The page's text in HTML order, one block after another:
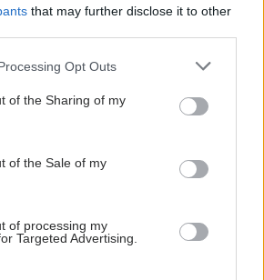
that may further disclose it to other
website/app uses one or more Google
or usage behaviour. You may click to
to Google and its third-party tags to
specified purposes in below Google
Opt Outs
of the Sharing of my
of the Sale of my
of processing my
Targeted Advertising.
Παρασκευή, 09 Νοεμβρίου 2012
Ένα διαχρονικό μήνυμα
Δευτέρα, 11 Ιουνίου 2012